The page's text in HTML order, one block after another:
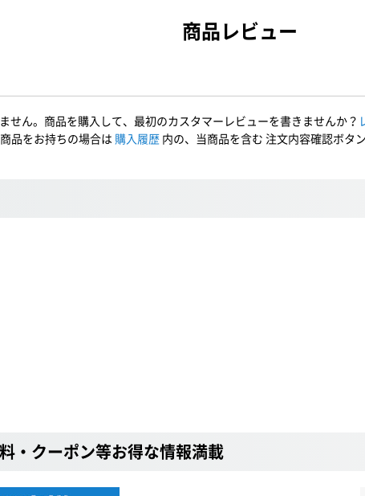
商品レビュー
せん。商品を購入して、最初のカスタマーレビューを書きませんか？
品をお持ちの場合は 購入履歴 内の、当商品を含む 注文内容確認ボタ
・クーポン等お得な情報満載